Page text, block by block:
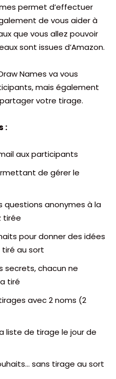
permet d’effectuer
de vous aider à
que vous allez pouvoir
sont issues d’Amazon.
Names va vous
mais également
votre tirage.
:
aux participants
de gérer le
questions anonymes à la
tirée
pour donner des idées
tiré au sort
secrets, chacun ne
tiré
avec 2 noms (2
liste de tirage le jour de
sans tirage au sort